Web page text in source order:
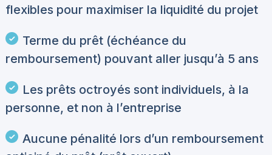
flexibles pour maximiser la liquidité du projet
Terme du prêt (échéance du
remboursement) pouvant aller jusqu’à 5 ans
Les prêts octroyés sont individuels, à la
personne, et non à l’entreprise
Aucune pénalité lors d’un remboursement